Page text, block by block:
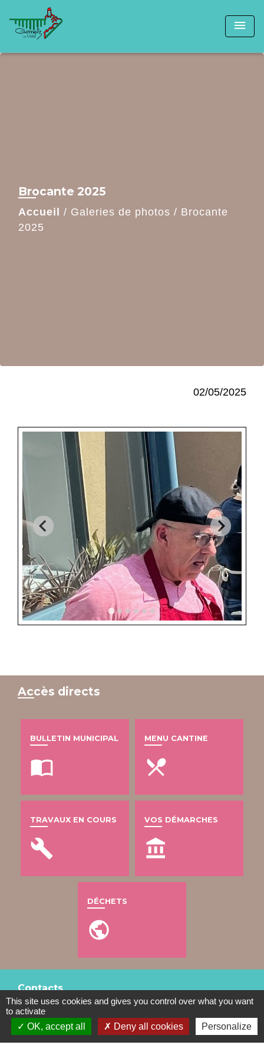
menu
Brocante 2025
Accueil / Galeries de photos / Brocante
2025
02/05/2025
Accès directs
BULLETIN MUNICIPAL
import_contacts
MENU CANTINE
local_dining
TRAVAUX EN COURS
build
VOS DÉMARCHES
account_balance
DÉCHETS
public
Contacts
Mairie de Gometz-le-Châtel
76 rue Saint Nicolas
This site uses cookies and gives you control over what you want
to activate
OK, accept all
Deny all cookies Personalize